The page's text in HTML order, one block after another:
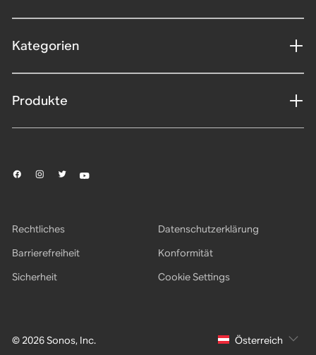
Kategorien
Produkte
© 2026 Sonos, Inc.
Rechtliches
Datenschutzerklärung
Barrierefreiheit
Konformität
Sicherheit
Cookie Settings
Österreich